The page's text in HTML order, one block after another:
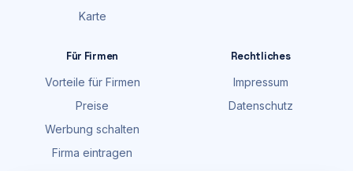
Karte
Für Firmen
Vorteile für Firmen
Preise
Werbung schalten
Firma eintragen
Rechtliches
Impressum
Datenschutz